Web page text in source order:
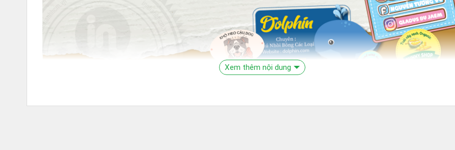
Xem thêm nội dung